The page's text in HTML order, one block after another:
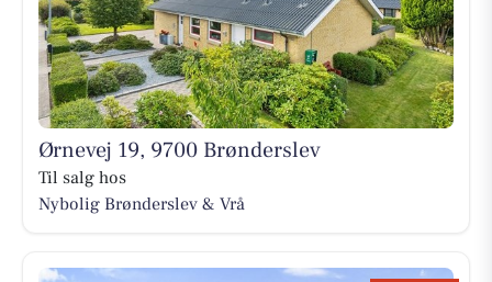
Ørnevej 19, 9700 Brønderslev
Til salg hos
Nybolig Brønderslev & Vrå